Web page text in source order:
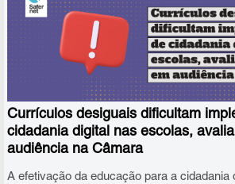
Currículos desiguais dificultam
cidadania digital nas escolas,
audiência na Câmara
A efetivação da educação para a cidadania